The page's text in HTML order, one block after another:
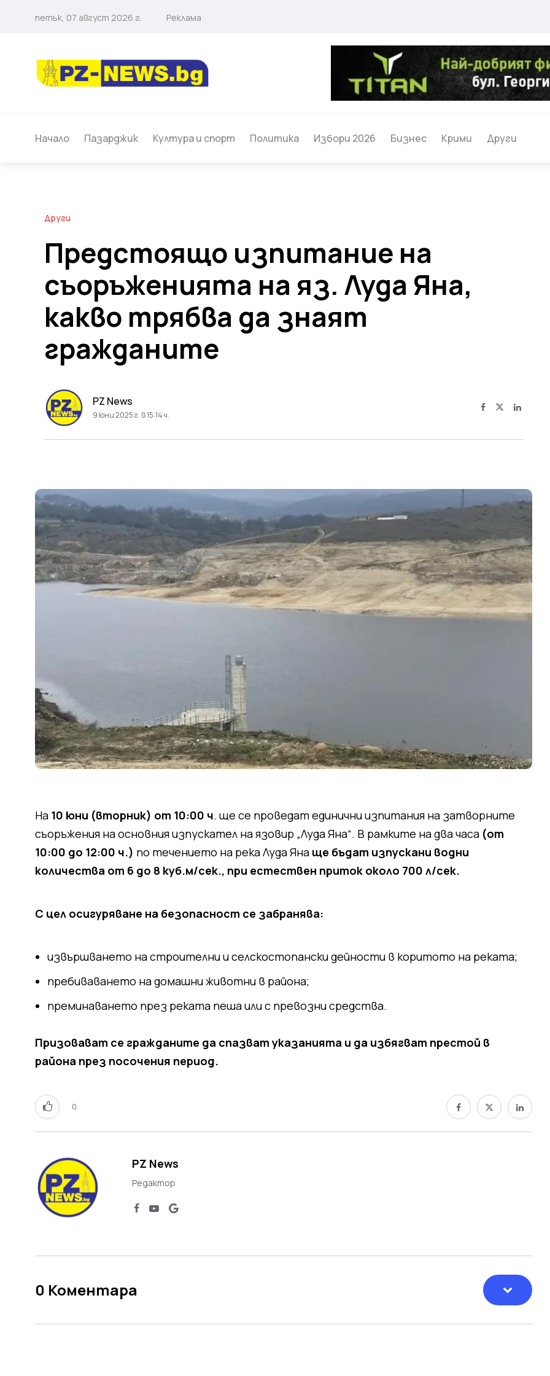
петък, 07 август 2026 г. Реклама
Начало Пазарджик Култура и спорт Политика Избори 2026 Бизнес Крими Други
Други
Предстоящо изпитание на
съоръженията на яз. Луда Яна,
какво трябва да знаят
гражданите
PZ News
9 юни 2025 г. в 15:14 ч.
На 10 юни (вторник) от 10:00 ч. ще се проведат единични изпитания на затворните
съоръжения на основния изпускател на язовир „Луда Яна“. В рамките на два часа (от
10:00 до 12:00 ч.) по течението на река Луда Яна ще бъдат изпускани водни
количества от 6 до 8 куб.м/сек., при естествен приток около 700 л/сек.
С цел осигуряване на безопасност се забранява:
извършването на строителни и селскостопански дейности в коритото на реката;
пребиваването на домашни животни в района;
преминаването през реката пеша или с превозни средства.
Призовават се гражданите да спазват указанията и да избягват престой в
района през посочения период.
0
PZ News
Редактор
0 Коментара